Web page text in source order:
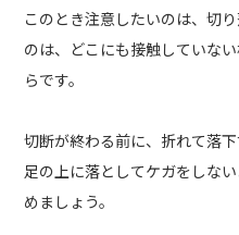
このとき注意したいのは、切
のは、どこにも接触していな
らです。
切断が終わる前に、折れて落
足の上に落としてケガをしな
めましょう。